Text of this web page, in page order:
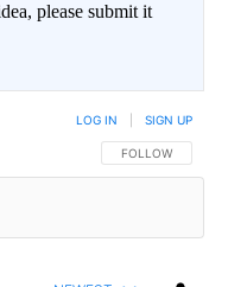
please submit it
FOLLOW THIS
FOLLOW
LOG IN SIGN UP